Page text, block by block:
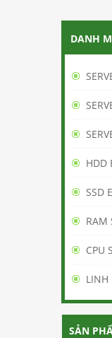
DANH
HDD
SSD
RAM
CPU
LINH
SẢN